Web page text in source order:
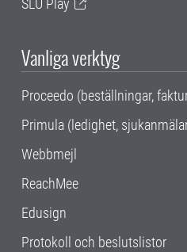
SLU Play
Vanliga verktyg
Proceedo (beställningar,
Primula (ledighet,
Webbmejl
ReachMee
Edusign
Protokoll och beslutslistor